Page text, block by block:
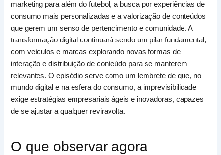
marketing para além do futebol, a busca por experiências de
consumo mais personalizadas e a valorização de conteúdos
que gerem um senso de pertencimento e comunidade. A
transformação digital continuará sendo um pilar fundamental,
com veículos e marcas explorando novas formas de
interação e distribuição de conteúdo para se manterem
relevantes. O episódio serve como um lembrete de que, no
mundo digital e na esfera do consumo, a imprevisibilidade
exige estratégias empresariais ágeis e inovadoras, capazes
de se ajustar a qualquer reviravolta.
O que observar agora